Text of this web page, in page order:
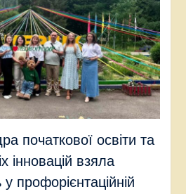
початкової освіти та
інновацій взяла
у профорієнтаційній